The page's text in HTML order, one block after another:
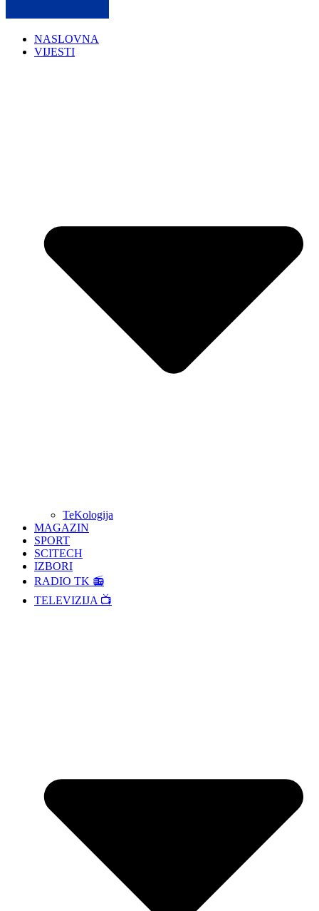
NASLOVNA
VIJESTI
TeKologija
MAGAZIN
SPORT
SCITECH
IZBORI
RADIO TK 📻
TELEVIZIJA 📺